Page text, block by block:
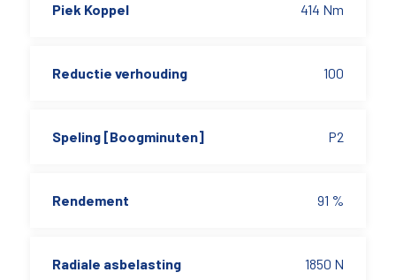
Piek Koppel 414 Nm
Reductie verhouding 100
Speling [Boogminuten] P2
Rendement 91 %
Radiale asbelasting 1850 N